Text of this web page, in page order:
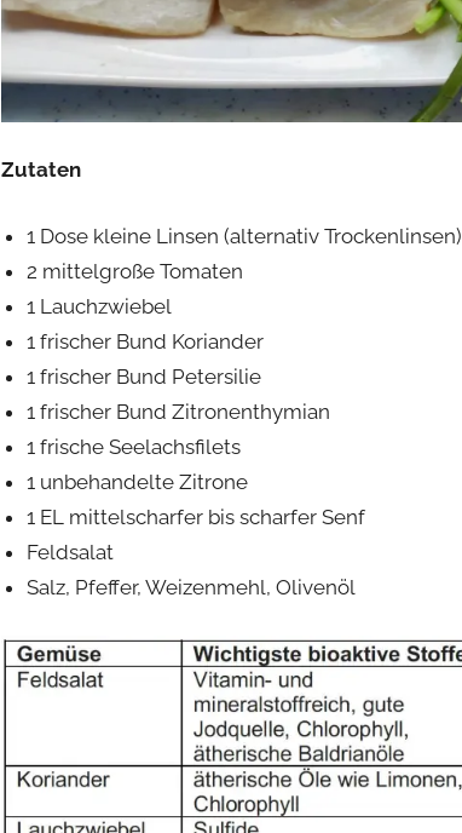
Zutaten
1 Dose kleine Linsen (alternativ Trockenlinsen)
2 mittelgroße Tomaten
1 Lauchzwiebel
1 frischer Bund Koriander
1 frischer Bund Petersilie
1 frischer Bund Zitronenthymian
1 frische Seelachsfilets
1 unbehandelte Zitrone
1 EL mittelscharfer bis scharfer Senf
Feldsalat
Salz, Pfeffer, Weizenmehl, Olivenöl